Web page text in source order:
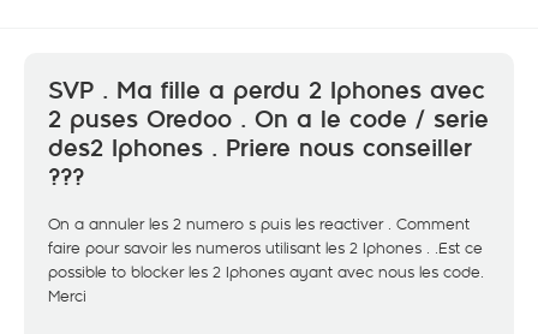
SVP . Ma fille a perdu 2 Iphones avec
2 puses Oredoo . On a le code / serie
des2 Iphones . Priere nous conseiller
???
On a annuler les 2 numero s puis les reactiver . Comment
faire pour savoir les numeros utilisant les 2 Iphones . .Est ce
possible to blocker les 2 Iphones ayant avec nous les code.
Merci